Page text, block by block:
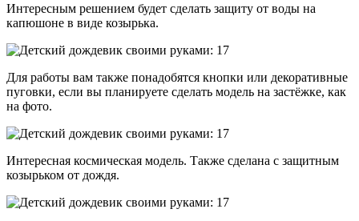
Интересным решением будет сделать защиту от воды на
капюшоне в виде козырька.
Для работы вам также понадобятся кнопки или декоративные
пуговки, если вы планируете сделать модель на застёжке, как
на фото.
Интересная космическая модель. Также сделана с защитным
козырьком от дождя.